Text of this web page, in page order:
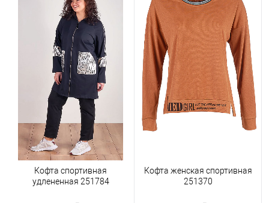
Кофта спортивная
удлененная 251784
Кофта женская спортивная
251370